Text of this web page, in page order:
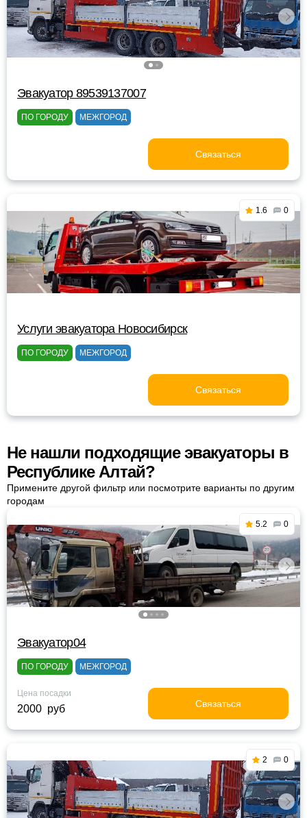
Эвакуатор 89539137007
ПО ГОРОДУ МЕЖГОРОД
Связаться
1.6 0
Услуги эвакуатора Новосибирск
ПО ГОРОДУ МЕЖГОРОД
Связаться
Не нашли подходящие эвакуаторы в
Республике Алтай?
Примените другой фильтр или посмотрите варианты по другим
городам
5.2 0
Эвакуатор04
ПО ГОРОДУ МЕЖГОРОД
Цена посадки
2000 руб Связаться
2 0